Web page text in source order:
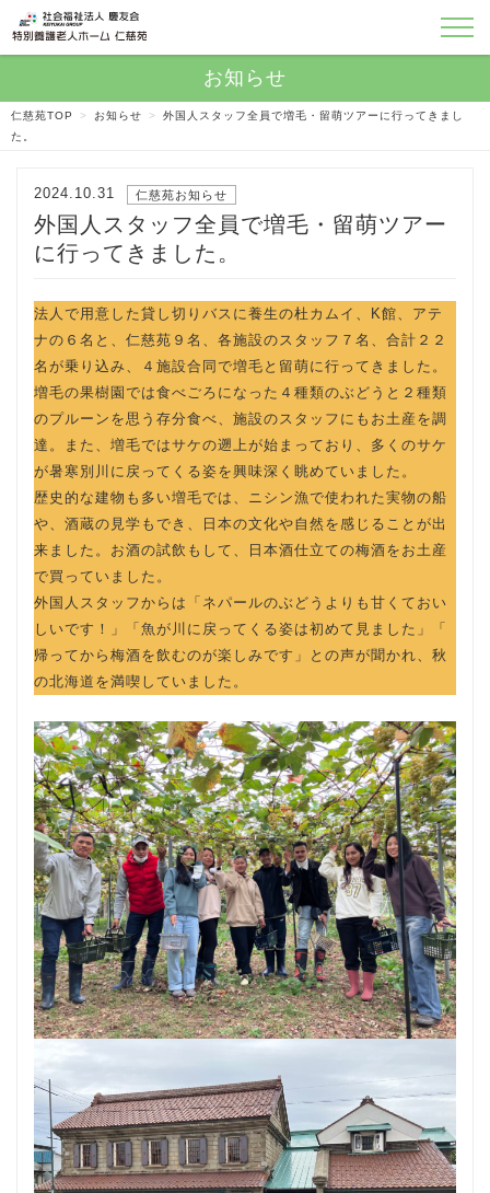
仁慈苑TOP > お知らせ >
外国人スタッフ全員で増毛・留萌ツアーに行ってきまし
た。
2024.10.31 仁慈苑お知らせ
外国人スタッフ全員で増毛・留萌ツアー
に行ってきました。
法人で用意した貸し切りバスに養生の杜カムイ、Κ館、アテ
ナの６名と、仁慈苑９名、各施設のスタッフ７名、合計２２
名が乗り込み、４施設合同で増毛と留萌に行ってきました。
増毛の果樹園では食べごろになった４種類のぶどうと２種類
のプルーンを思う存分食べ、施設のスタッフにもお土産を調
達。また、増毛ではサケの遡上が始まっており、多くのサケ
が暑寒別川に戻ってくる姿を興味深く眺めていました。
歴史的な建物も多い増毛では、ニシン漁で使われた実物の船
や、酒蔵の見学もでき、日本の文化や自然を感じることが出
来ました。お酒の試飲もして、日本酒仕立ての梅酒をお土産
で買っていました。
外国人スタッフからは「ネパールのぶどうよりも甘くておい
しいです！」「魚が川に戻ってくる姿は初めて見ました」「
帰ってから梅酒を飲むのが楽しみです」との声が聞かれ、秋
の北海道を満喫していました。